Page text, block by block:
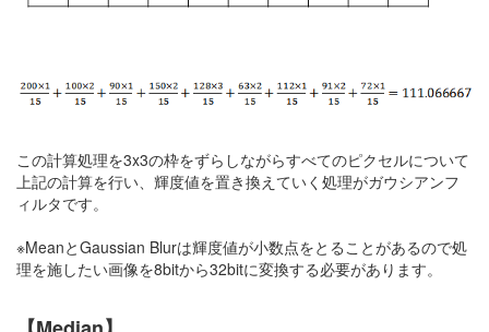
この計算処理を3x3の枠をずらしながらすべてのピクセルについて
上記の計算を行い、輝度値を置き換えていく処理がガウシアンフ
ィルタです。
※MeanとGaussian Blurは輝度値が小数点をとることがあるので処
理を施したい画像を8bitから32bitに変換する必要があります。